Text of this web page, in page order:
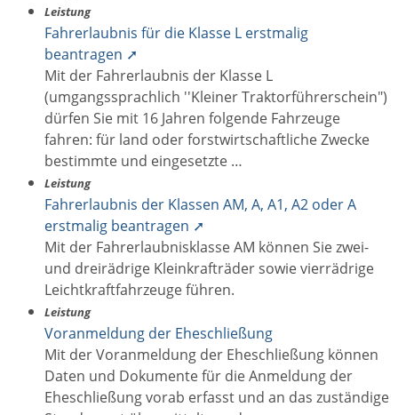
Leistung
Fahrerlaubnis für die Klasse L erstmalig
beantragen ➚
Mit der Fahrerlaubnis der Klasse L
(umgangssprachlich ''Kleiner Traktorführerschein")
dürfen Sie mit 16 Jahren folgende Fahrzeuge
fahren: für land oder forstwirtschaftliche Zwecke
bestimmte und eingesetzte …
Leistung
Fahrerlaubnis der Klassen AM, A, A1, A2 oder A
erstmalig beantragen ➚
Mit der Fahrerlaubnisklasse AM können Sie zwei-
und dreirädrige Kleinkrafträder sowie vierrädrige
Leichtkraftfahrzeuge führen.
Leistung
Voranmeldung der Eheschließung
Mit der Voranmeldung der Eheschließung können
Daten und Dokumente für die Anmeldung der
Eheschließung vorab erfasst und an das zuständige